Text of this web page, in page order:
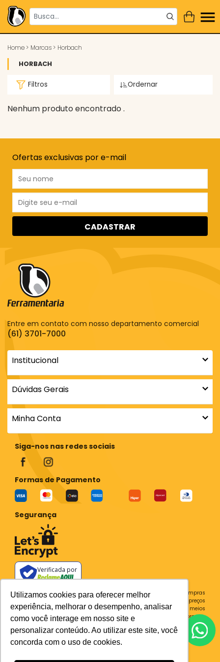
Utilizamos cookies para oferecer melhor
experiência, melhorar o desempenho, analisar
como você interage em nosso site e
personalizar conteúdo. Ao utilizar este site, você
concorda com o uso de cookies.
Home > Marcas > Horbach
HORBACH
Filtros Ordernar
Nenhum produto encontrado .
Ofertas exclusivas por e-mail
CADASTRAR
Entre em contato com nosso departamento comercial
(61) 3701-7000
Institucional
Dúvidas Gerais
Minha Conta
Siga-nos nas redes sociais
Formas de Pagamento
Segurança
Verificada por
Todos os preços e condições deste site são válidos apenas para compras
no site e não se aplicam a Loja Física. Destacamos que os preços
previstos no site prevalecem aos demais anunciados em outros meios
de comunicação e sites de buscas. Em caso de divergência do preço e
condições no site, o valor válido é sempre o do carrinho de compras.
Plataforma